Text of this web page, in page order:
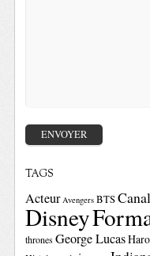
TAGS
Acteur Avengers BTS
Disney
thrones George Lucas